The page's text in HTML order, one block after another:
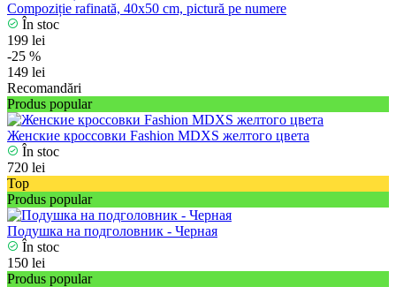
Compoziție rafinată, 40x50 cm, pictură pe numere
În stoc
199 lei
-25 %
149 lei
Recomandări
Produs popular
Женские кроссовки Fashion MDXS желтого цвета
În stoc
720 lei
Top
Produs popular
Подушка на подголовник - Черная
În stoc
150 lei
Produs popular